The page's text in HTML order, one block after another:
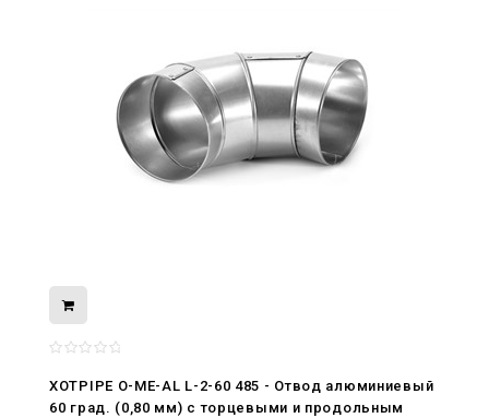
XOTPIPE O-ME-AL L-2-60 485 - Отвод алюминиевый
60 град. (0,80 мм) с торцевыми и продольным
С Днём Победы. Память, которая с
нами